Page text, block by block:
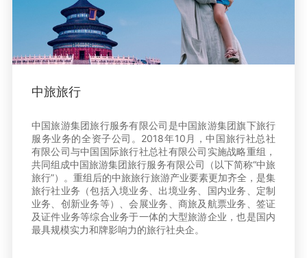
中旅旅行
中国旅游集团旅行服务有限公司是中国旅游集团旗下旅行
服务业务的全资子公司。2018年10月，中国旅行社总社
有限公司与中国国际旅行社总社有限公司实施战略重组，
共同组成中国旅游集团旅行服务有限公司（以下简称“中旅
旅行”）。重组后的中旅旅行旅游产业要素更加齐全，是集
旅行社业务（包括入境业务、出境业务、国内业务、定制
业务、创新业务等）、会展业务、商旅及航票业务、签证
及证件业务等综合业务于一体的大型旅游企业，也是国内
最具规模实力和牌影响力的旅行社央企。